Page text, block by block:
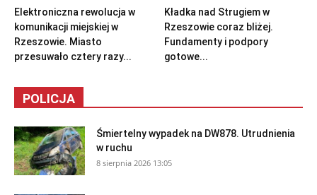
Elektroniczna rewolucja w
komunikacji miejskiej w
Rzeszowie. Miasto
przesuwało cztery razy...
Kładka nad Strugiem w
Rzeszowie coraz bliżej.
Fundamenty i podpory
gotowe...
POLICJA
Śmiertelny wypadek na DW878. Utrudnienia
w ruchu
8 sierpnia 2026 13:05